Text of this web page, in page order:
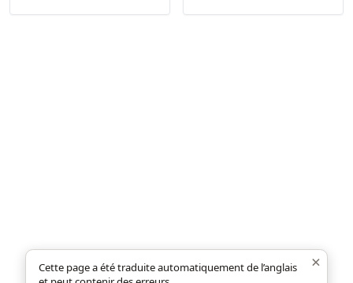
×
Cette page a été traduite automatiquement de l’anglais